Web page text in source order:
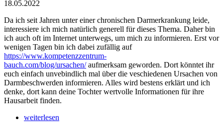
18.05.2022
Da ich seit Jahren unter einer chronischen Darmerkrankung leide,
interessiere ich mich natürlich generell für dieses Thema. Daher bin
ich auch oft im Internet unterwegs, um mich zu informieren. Erst vor
wenigen Tagen bin ich dabei zufällig auf
https://www.kompetenzzentrum-
bauch.com/blog/ursachen/aufmerksam geworden. Dort könntet ihr
euch einfach unvebindlich mal über die veschiedenen Ursachen von
Darmbeschwerden informieren. Alles wird bestens erklärt und ich
denke, dort kann deine Tochter wertvolle Informationen für ihre
Hausarbeit finden.
weiterlesen